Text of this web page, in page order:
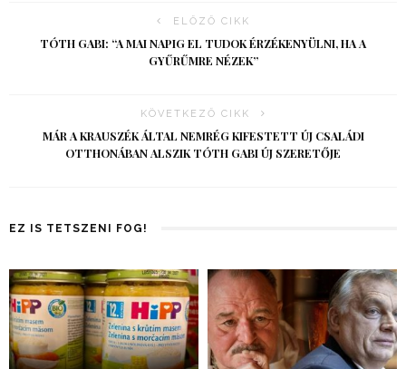
ELŐZŐ CIKK
TÓTH GABI: “A MAI NAPIG EL TUDOK ÉRZÉKENYÜLNI, HA A
GYŰRŰMRE NÉZEK”
KÖVETKEZŐ CIKK
MÁR A KRAUSZÉK ÁLTAL NEMRÉG KIFESTETT ÚJ CSALÁDI
OTTHONÁBAN ALSZIK TÓTH GABI ÚJ SZERETŐJE
EZ IS TETSZENI FOG!